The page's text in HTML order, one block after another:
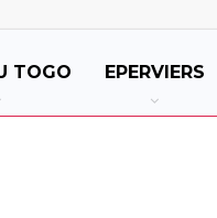
TOGO EPERVIERS